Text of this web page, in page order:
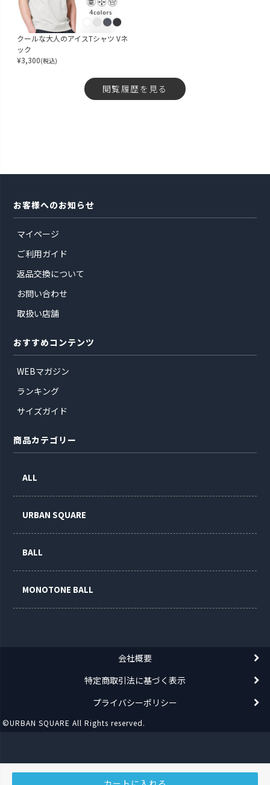
クールな大人のアイスTシャツ Vネ
ック
¥3,300(税込)
閲覧履歴を見る
お客様へのお知らせ
マイページ
ご利用ガイド
返品交換について
お問い合わせ
取扱い店舗
おすすめコンテンツ
WEBマガジン
ランキング
サイズガイド
商品カテゴリー
ALL
URBAN SQUARE
BALL
MONOTONE BALL
会社概要
特定商取引法に基づく表示
プライバシーポリシー
©URBAN SQUARE All Rights reserved.